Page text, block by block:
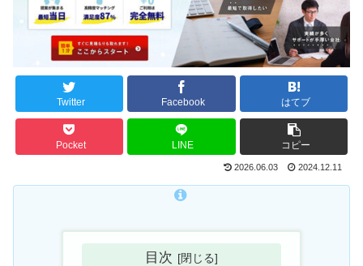
Twitter Facebook はてブ
Pocket LINE コピー
2026.06.03 2024.12.11
目次